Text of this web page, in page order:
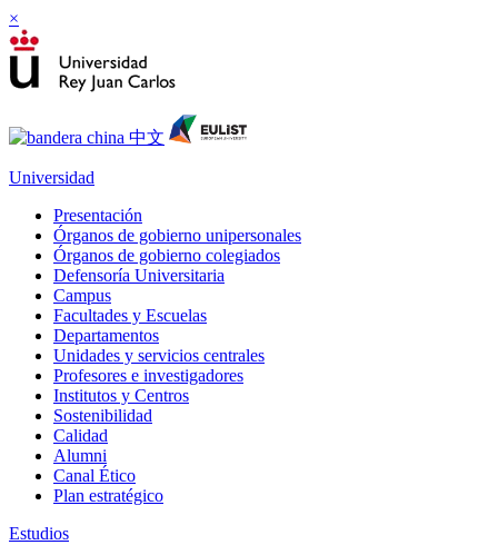
×
Universidad
Presentación
Órganos de gobierno unipersonales
Órganos de gobierno colegiados
Defensoría Universitaria
Campus
Facultades y Escuelas
Departamentos
Unidades y servicios centrales
Profesores e investigadores
Institutos y Centros
Sostenibilidad
Calidad
Alumni
Canal Ético
Plan estratégico
Estudios